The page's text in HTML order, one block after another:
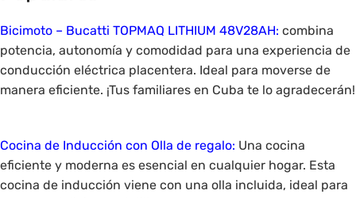
Bicimoto – Bucatti TOPMAQ LITHIUM 48V28AH: combina
potencia, autonomía y comodidad para una experiencia de
conducción eléctrica placentera. Ideal para moverse de
manera eficiente. ¡Tus familiares en Cuba te lo agradecerán!
Cocina de Inducción con Olla de regalo: Una cocina
eficiente y moderna es esencial en cualquier hogar. Esta
cocina de inducción viene con una olla incluida, ideal para